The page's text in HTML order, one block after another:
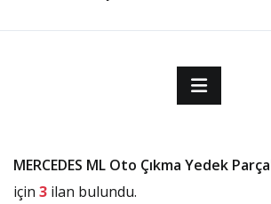
MERCEDES ML Oto Çıkma Yedek
için 3 ilan bulundu.